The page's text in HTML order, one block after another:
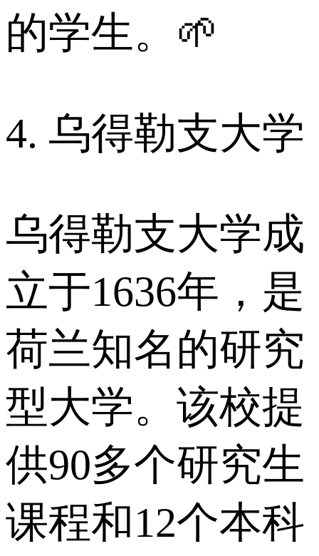
的学生。🌱
4. 乌得勒支大学
乌得勒支大学成
立于1636年，是
荷兰知名的研究
型大学。该校提
供90多个研究生
课程和12个本科